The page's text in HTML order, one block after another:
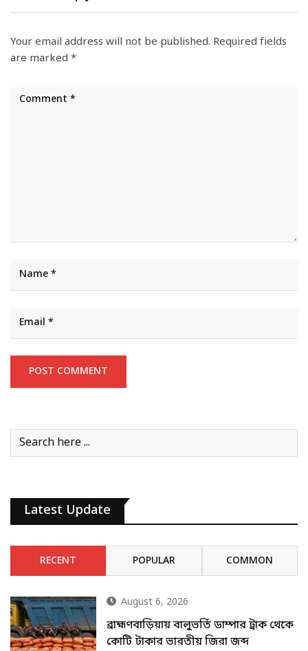
Your email address will not be published. Required fields
are marked *
Latest Update
RECENT POPULAR COMMON
August 6, 2026
ব্রাহ্মণবাড়িয়ায় বালুভর্তি ডাম্পার ট্রাক থেকে
কোটি টাকার ভারতীয় জিরা জব্দ